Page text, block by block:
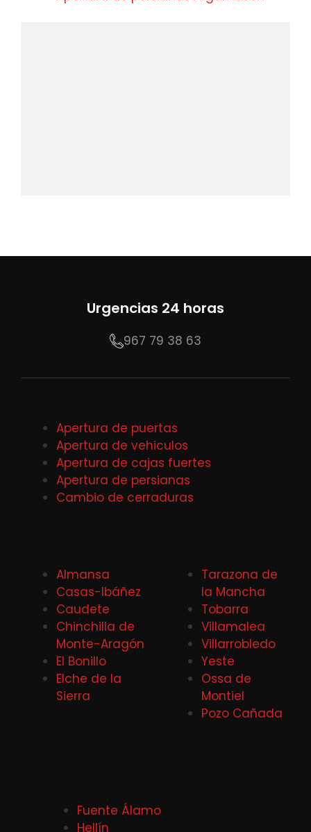
Urgencias 24 horas
967 79 38 63
Apertura de puertas
Apertura de vehiculos
Apertura de cajas fuertes
Apertura de persianas
Cambio de cerraduras
Almansa
Casas-Ibáñez
Caudete
Chinchilla de
Monte-Aragón
El Bonillo
Elche de la
Sierra
Tarazona de
la Mancha
Tobarra
Villamalea
Villarrobledo
Yeste
Ossa de
Montiel
Pozo Cañada
Fuente Álamo
Hellín